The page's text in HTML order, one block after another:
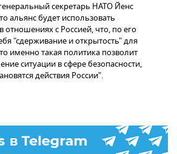
секретарь НАТО Йенс
альянс будет использовать
с Россией, что, по его
"сдерживание и открытость" для
именно такая политика позволит
ситуации в сфере безопасности,
действия России".